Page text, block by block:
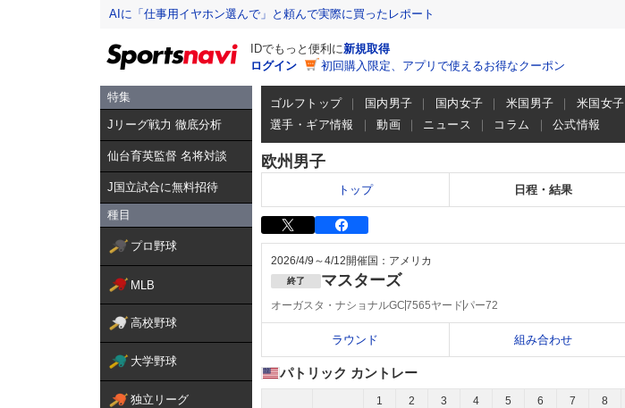
AIに「仕事用イヤホン選んで」と頼んで実際に買ったレポート
IDでもっと便利に新規取得
ログイン
初回購入限定、アプリで使えるお得なクーポン
特集
Jリーグ戦力 徹底分析
仙台育英監督 名将対談
J国立試合に無料招待
種目
プロ野球
MLB
高校野球
大学野球
独立リーグ
ゴルフトップ 国内男子 国内女子 米国男子 米国女子
選手・ギア情報
動画 ニュース コラム 公式情報
欧州男子
トップ 日程・結果
2026/4/9～4/12開催国：アメリカ
終了 マスターズ
オーガスタ・ナショナルGC7565ヤードパー72
ラウンド 組み合わせ
パトリック カントレー
1 2 3 4 5 6 7 8